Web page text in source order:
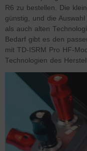
R6 zu bestellen. Die
günstig, und die
als auch alten
Bedarf gibt es den
mit TD-ISRM Pro HF-
Technologien des